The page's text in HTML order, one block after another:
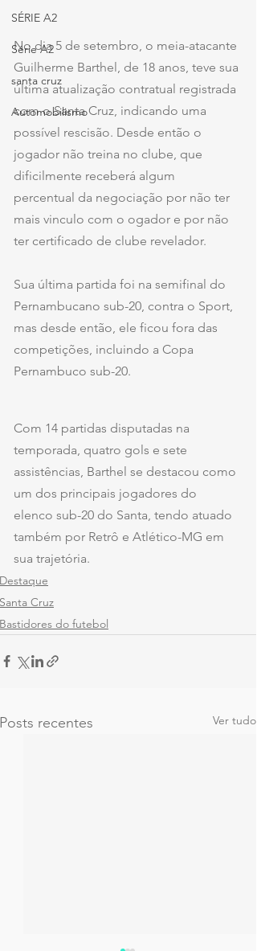
SÉRIE A2
Série A2
santa cruz
Automobilismo
No dia 5 de setembro, o meia-atacante
Guilherme Barthel, de 18 anos, teve sua
última atualização contratual registrada
com o Santa Cruz, indicando uma
possível rescisão. Desde então o
jogador não treina no clube, que
dificilmente receberá algum
percentual da negociação por não ter
mais vinculo com o ogador e por não
ter certificado de clube revelador.
Sua última partida foi na semifinal do
Pernambucano sub-20, contra o Sport,
mas desde então, ele ficou fora das
competições, incluindo a Copa
Pernambuco sub-20.
Com 14 partidas disputadas na
temporada, quatro gols e sete
assistências, Barthel se destacou como
um dos principais jogadores do
elenco sub-20 do Santa, tendo atuado
também por Retrô e Atlético-MG em
sua trajetória.
Destaque
Santa Cruz
Bastidores do futebol
Posts recentes Ver tudo